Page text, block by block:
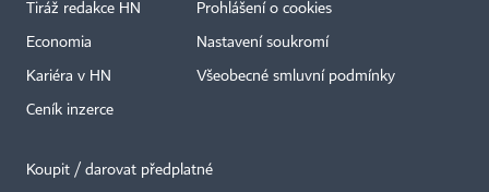
Tiráž redakce HN
Economia
Kariéra v HN
Ceník inzerce
Prohlášení o cookies
Nastavení soukromí
Všeobecné smluvní podmínky
Koupit / darovat předplatné